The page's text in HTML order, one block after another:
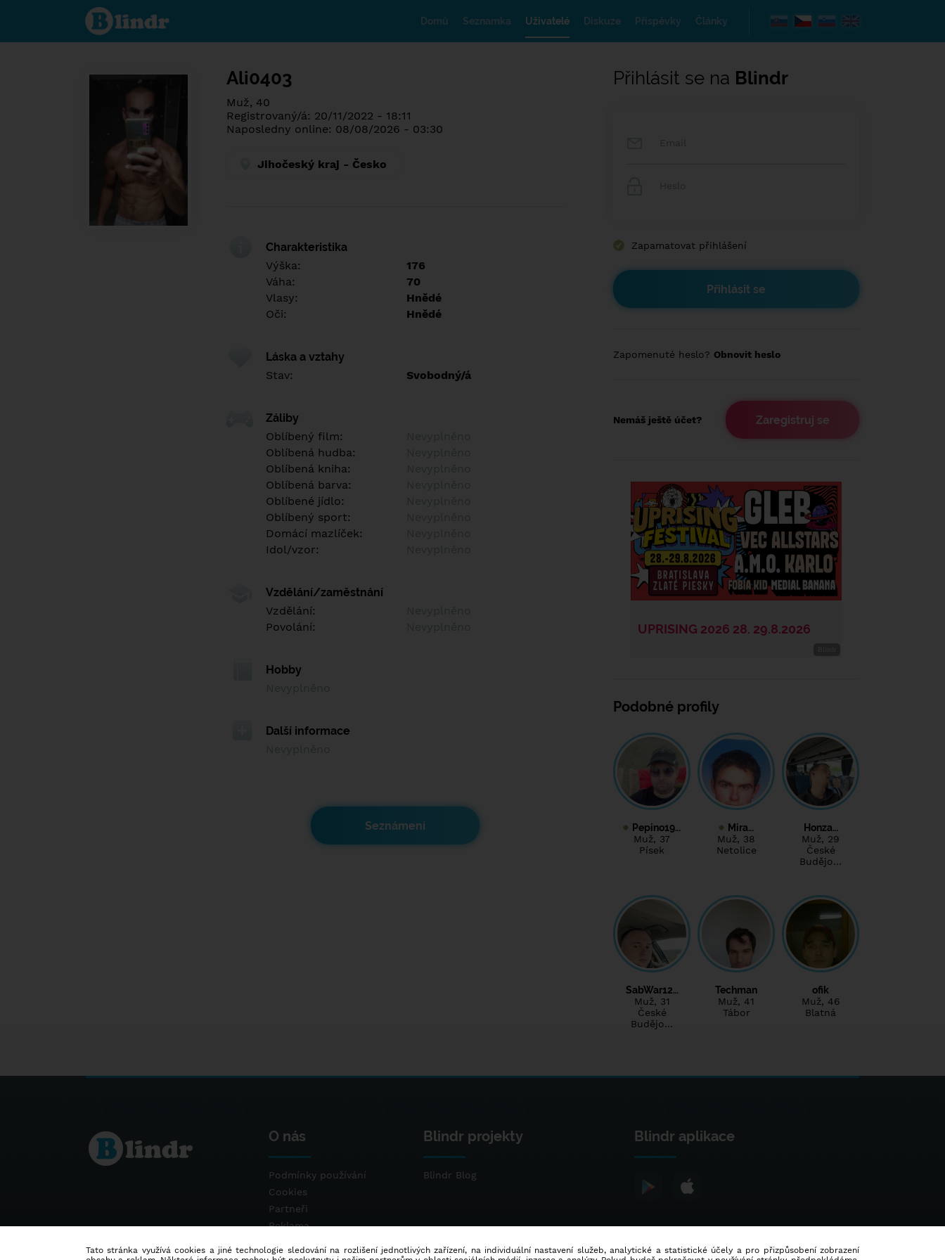
Poznej co je
pod maskou.
Seznamovací
Domů Seznamka Uživatelé Diskuze Příspěvky Články
Ali0403
Muž, 40
Registrovaný/á: 20/11/2022 - 18:11
Naposledny online: 08/08/2026 - 03:30
Jihočeský kraj - Česko
Charakteristika
Výška:
176
Váha:
70
Vlasy:
Hnědé
Oči:
Hnědé
Láska a vztahy
Stav:
Svobodný/á
Záliby
Oblíbený film:
Oblíbená hudba:
Oblíbená kniha:
Oblíbená barva:
Oblíbené jídlo:
Oblíbený sport:
Domácí mazlíček:
Idol/vzor:
Vzdělání/zaměstnání
Vzdělání:
Povolání:
Hobby
Další informace
Seznámení
Přihlásit se na Blindr
Zapamatovat přihlášení
Zapomenuté heslo? Obnovit heslo
Nemáš ještě účet? Zaregistruj se
Podobné profily
Pepino19…
Muž, 37
Písek
Mira…
Muž, 38
Netolice
Honza…
Muž, 29
České
Budějo…
SabWar12…
Muž, 31
České
Budějo…
Techman
Muž, 41
Tábor
ofik
Muž, 46
Blatná
O nás
Podmínky používání
Cookies
Partneři
Reklama
Blindr projekty
Blindr Blog
Blindr aplikace
Tato stránka využívá cookies a jiné technologie sledování na rozlišení jednotlivých zařízení, na individuální nastavení služeb, analytické a statistické účely a pro přizpůsobení zobrazení